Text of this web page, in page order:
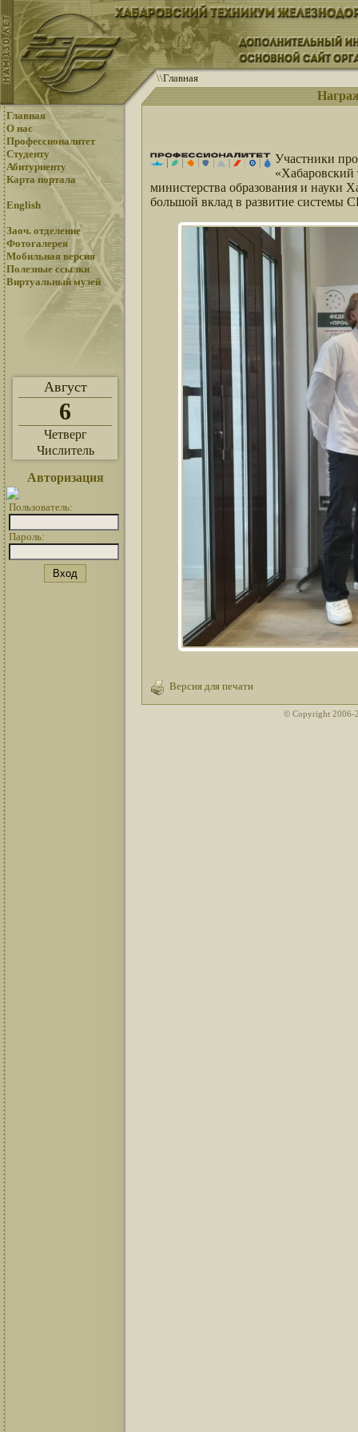
\\Главная
Главная
О нас
Профессионалитет
Студенту
Абитуриенту
Карта портала
English
Заоч. отделение
Фотогалерея
Мобильная версия
Полезные ссылки
Виртуальный музей
Август
6
Четверг
Числитель
Авторизация
Пользователь:
Пароль:
Участники
«Хабаровский
министерства образования и науки
большой вклад в развитие системы
Версия для печати
© Copyright 2006-